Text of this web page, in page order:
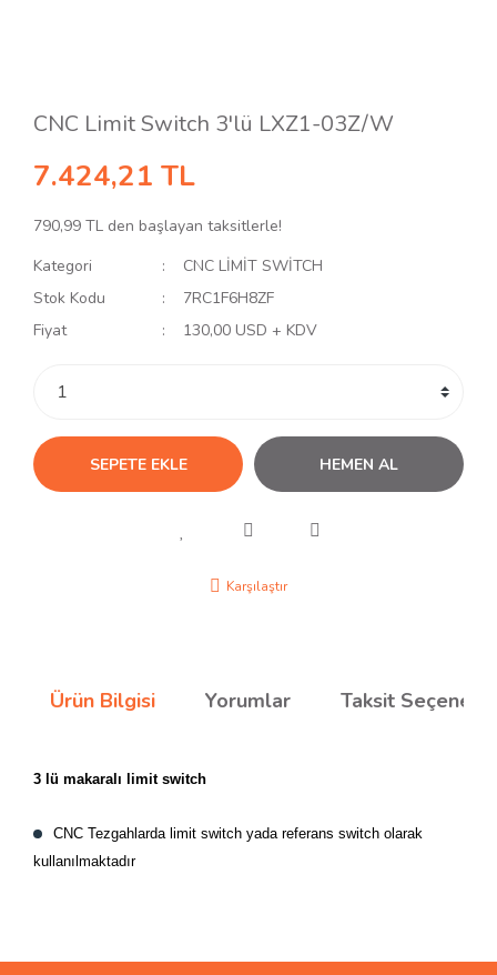
CNC Limit Switch 3'lü LXZ1-03Z/W
7.424,21 TL
790,99 TL den başlayan taksitlerle!
Kategori
CNC LİMİT SWİTCH
Stok Kodu
7RC1F6H8ZF
Fiyat
130,00 USD + KDV
SEPETE EKLE HEMEN AL
Karşılaştır
Ürün Bilgisi Yorumlar Taksit
3 lü makaralı limit switch
CNC Tezgahlarda limit switch yada referans switch olarak
kullanılmaktadır
kullanarak tarafımıza iletebilirsiniz.